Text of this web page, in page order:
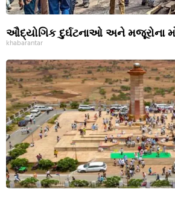
ઔદ્યોગિક દુર્ઘટનાઓ અને મજૂરોના
khabarantar